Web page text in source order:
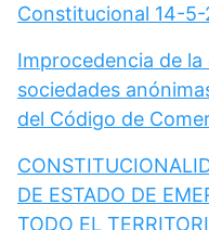
Constitucional 14-
Improcedencia de
sociedades
del Código de
DE ESTADO DE
TODO EL